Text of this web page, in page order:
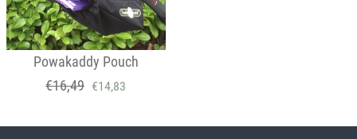
Powakaddy Pouch
€16,49 €14,83